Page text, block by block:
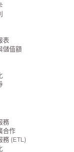
表
儲值額
務
合作
務 (ETL)